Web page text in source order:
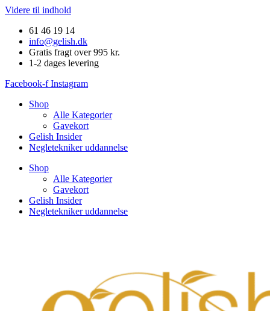
Videre til indhold
61 46 19 14
info@gelish.dk
Gratis fragt over 995 kr.
1-2 dages levering
Facebook-f Instagram
Shop
Alle Kategorier
Gavekort
Gelish Insider
Negletekniker uddannelse
Shop
Alle Kategorier
Gavekort
Gelish Insider
Negletekniker uddannelse